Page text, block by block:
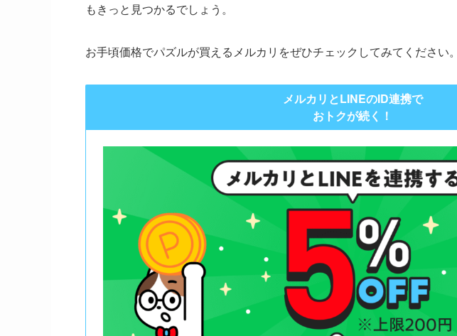
もきっと見つかるでしょう。
お手頃価格でパズルが買えるメルカリをぜひチェックしてみてください。
メルカリとLINEのID連携で
おトクが続く！